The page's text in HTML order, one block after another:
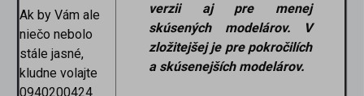
Ak by Vám ale
niečo nebolo
stále jasné,
kludne volajte
0940200424
verzii aj pre menej
skúsených modelárov. V
zložitejšej je pre pokročilích
a skúsenejších modelárov.